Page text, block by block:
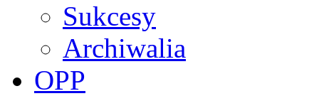
Sukcesy
Archiwalia
OPP